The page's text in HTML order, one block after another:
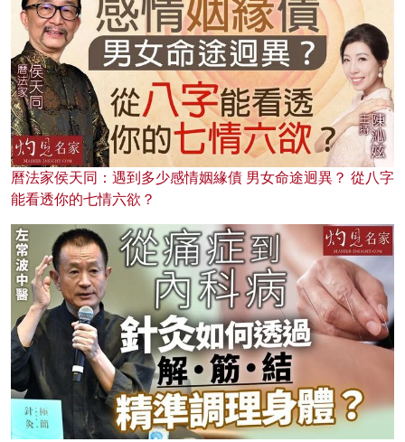
曆法家侯天同：遇到多少感情姻緣債 男女命途迥異？ 從八字
能看透你的七情六欲？